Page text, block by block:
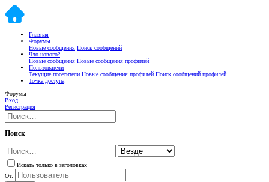
Главная
Форумы
Новые сообщения Поиск сообщений
Что нового?
Новые сообщения Новые сообщения профилей
Пользователи
Текущие посетители Новые сообщения профилей Поиск сообщений профилей
Точка доступа
Форумы
Вход
Регистрация
Поиск
Искать только в заголовках
От: